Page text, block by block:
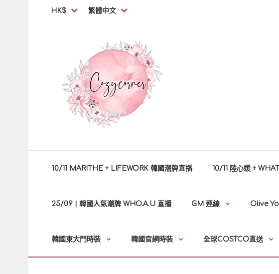
HK$ 繁體中文
10/11 MARITHE + LIFEWORK 韓國潮牌直播 10/11 陸心媛 +
25/09 | 韓國人氣潮牌 WHO.A.U 直播 GM 連線 Olive
韓國東大門時裝 韓國官網時裝 全球COSTCO直送